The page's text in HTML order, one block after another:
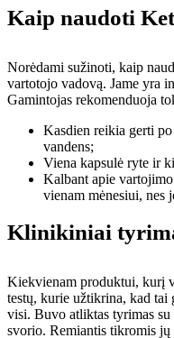
Kaip naudoti
Norėdami sužinoti, kaip
vartotojo vadovą. Jame yra
Gamintojas rekomenduoja
Kasdien reikia gerti
vandens;
Viena kapsulė ryte ir
Kalbant apie
vienam mėnesiui, nes
Klinikiniai
Kiekvienam produktui, kurį
testų, kurie užtikrina, kad tai
visi. Buvo atliktas tyrimas
svorio. Remiantis tikromis